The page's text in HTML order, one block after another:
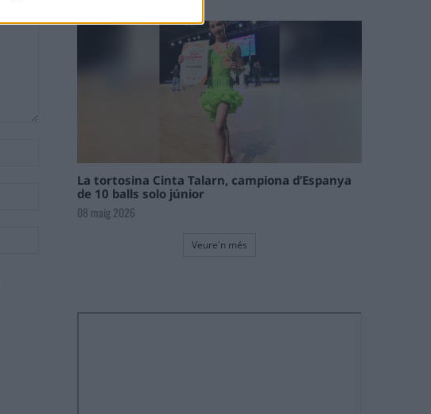
La tortosina Cinta Talarn, campiona d’Espanya
de 10 balls solo júnior
08 maig 2026
Veure'n més